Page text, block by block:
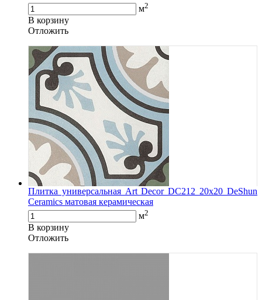
м2
В корзину
Oтложить
Плитка универсальная Art Decor DC212 20x20 DeShun
Ceramics матовая керамическая
м2
В корзину
Oтложить